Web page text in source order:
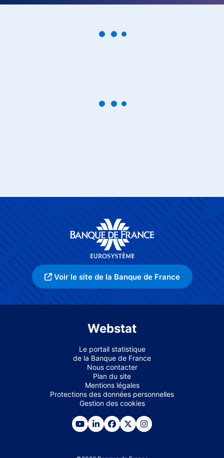
Voir le site de la Banque de France
Webstat
Le portail statistique
de la Banque de France
Nous contacter
Plan du site
Mentions légales
Protections des données personnelles
Gestion des cookies